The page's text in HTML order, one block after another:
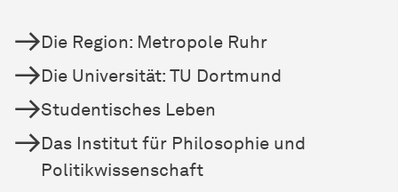
Die Region: Metropole Ruhr
Die Universität: TU Dortmund
Studentisches Leben
Das Institut für Philosophie und
Politikwissenschaft